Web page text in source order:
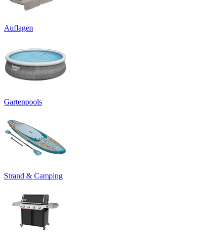
Auflagen
Gartenpools
Strand & Camping